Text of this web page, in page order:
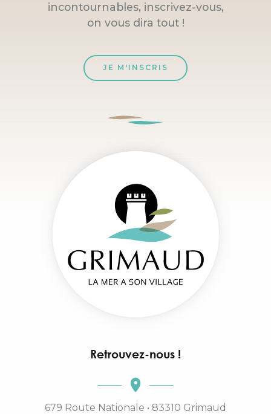
incontournables, inscrivez-vous,
on vous dira tout !
JE M'INSCRIS
Retrouvez-nous !
679 Route Nationale • 83310 Grimaud